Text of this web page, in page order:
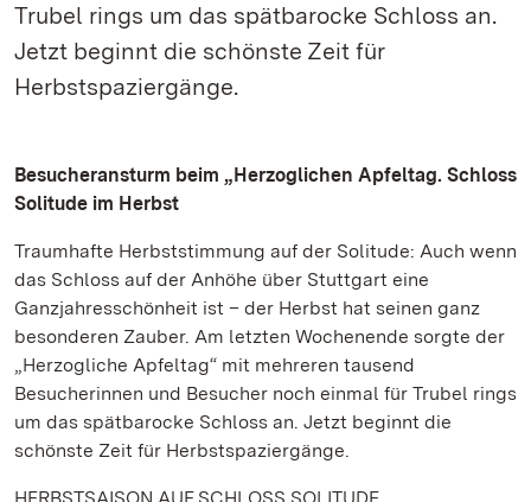
Trubel rings um das spätbarocke Schloss an.
Jetzt beginnt die schönste Zeit für
Herbstspaziergänge.
Besucheransturm beim „Herzoglichen Apfeltag. Schloss
Solitude im Herbst
Traumhafte Herbststimmung auf der Solitude: Auch wenn
das Schloss auf der Anhöhe über Stuttgart eine
Ganzjahresschönheit ist – der Herbst hat seinen ganz
besonderen Zauber. Am letzten Wochenende sorgte der
„Herzogliche Apfeltag“ mit mehreren tausend
Besucherinnen und Besucher noch einmal für Trubel rings
um das spätbarocke Schloss an. Jetzt beginnt die
schönste Zeit für Herbstspaziergänge.